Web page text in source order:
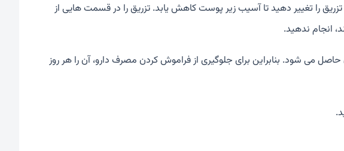
تزریق را تغییر دهید تا آسیب زیر پوست کاهش یابد. تزریق را در قسمت هایی از
انجام ندهید.
می شود. بنابراین برای جلوگیری از فراموش کردن مصرف دارو، آن را هر روز